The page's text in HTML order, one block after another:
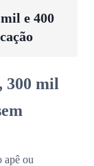
e 400
300 mil
apê ou